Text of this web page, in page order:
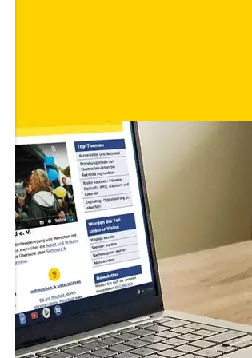
Formaten an
dieses bestellen bzw. herunterladen